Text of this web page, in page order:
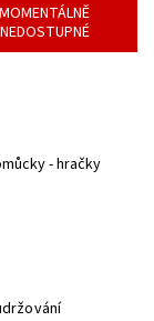
MOMENTÁLNĚ
NEDOSTUPNÉ
Motorické pomůcky - hračky